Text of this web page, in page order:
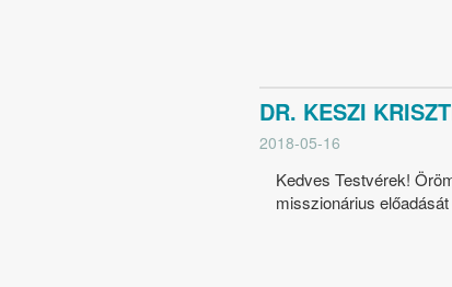
DR. KESZI
2018-05-16
Kedves Testvérek!
misszionárius